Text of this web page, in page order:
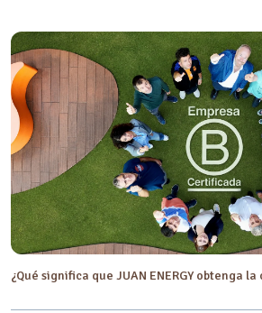
¿Qué significa que JUAN ENERGY obtenga